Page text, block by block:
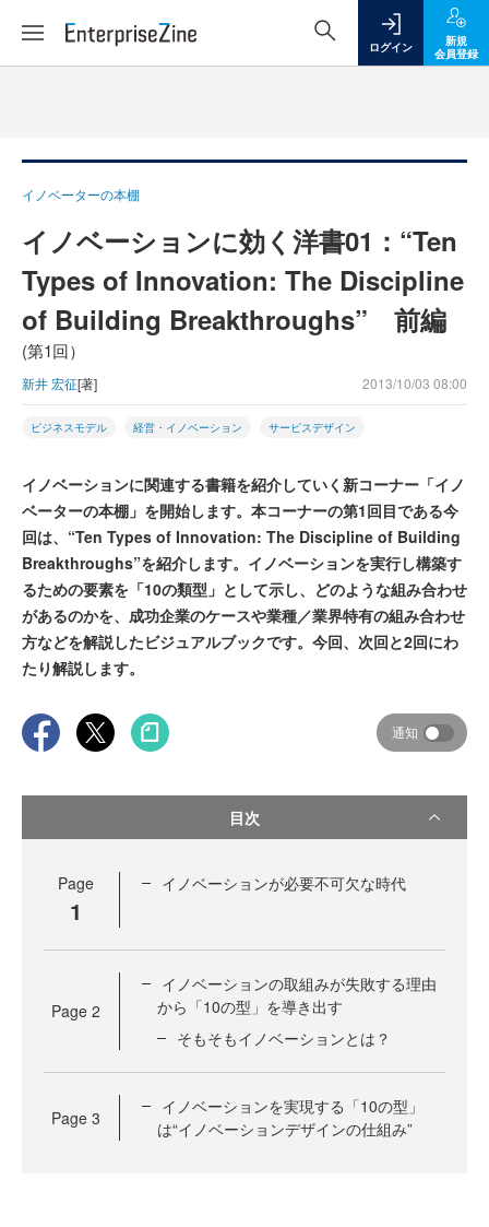
ログイン
新規
会員登録
イノベーターの本棚
イノベーションに効く洋書01：“Ten
Types of Innovation: The Discipline
of Building Breakthroughs” 前編
(第1回）
新井 宏征[著] 2013/10/03 08:00
ビジネスモデル 経営・イノベーション サービスデザイン
イノベーションに関連する書籍を紹介していく新コーナー「イノ
ベーターの本棚」を開始します。本コーナーの第1回目である今
回は、“Ten Types of Innovation: The Discipline of Building
Breakthroughs”を紹介します。イノベーションを実行し構築す
るための要素を「10の類型」として示し、どのような組み合わせ
があるのかを、成功企業のケースや業種／業界特有の組み合わせ
方などを解説したビジュアルブックです。今回、次回と2回にわ
たり解説します。
通知
目次
Page
1
イノベーションが必要不可欠な時代
Page 2
イノベーションの取組みが失敗する理由
から「10の型」を導き出す
そもそもイノベーションとは？
Page 3
イノベーションを実現する「10の型」
は“イノベーションデザインの仕組み”